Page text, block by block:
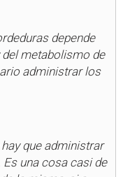
depende
metabolismo de
administrar los
que administrar
una cosa casi de